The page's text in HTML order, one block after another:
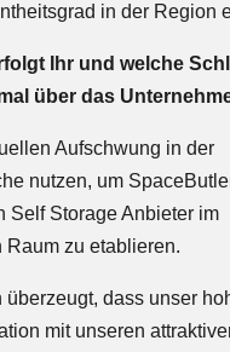
in der Region
Ihr und welche
über das
Aufschwung in der
nutzen, um
Self Storage Anbieter im
zu etablieren.
überzeugt, dass unser
mit unseren